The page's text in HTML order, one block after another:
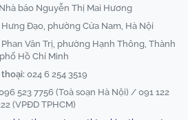
Nhà báo Nguyễn Thị Mai Hương
Hưng Đạo, phường Cửa Nam, Hà Nội
Văn Trị, phường Hạnh Thông, Thành
phố Hồ Chí Minh
024 6 254 3519
523 7756 (Toà soạn Hà Nội) / 091 122
(VPĐD TPHCM)